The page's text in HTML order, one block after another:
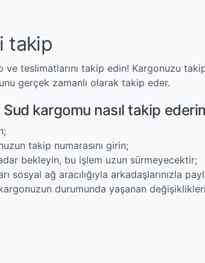
takip
teslimatlarını takip edin! Kargonuzu
gerçek zamanlı olarak takip eder.
kargomu nasıl takip
takip numarasını girin;
bekleyin, bu işlem uzun sürmeyecektir;
sosyal ağ aracılığıyla arkadaşlarınızla
durumunda yaşanan